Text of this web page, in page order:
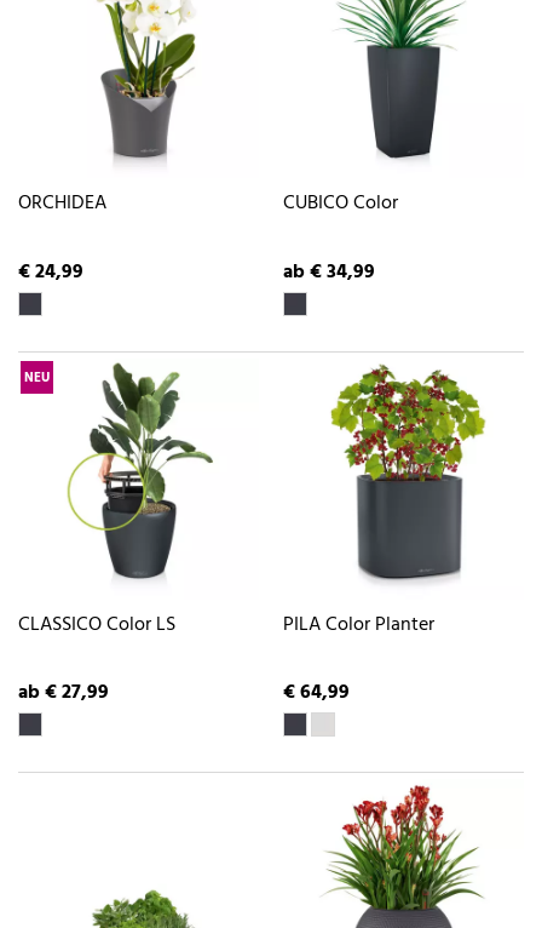
ORCHIDEA
€ 24,99
CUBICO Color
ab € 34,99
NEU
CLASSICO Color LS
ab € 27,99
PILA Color Planter
€ 64,99